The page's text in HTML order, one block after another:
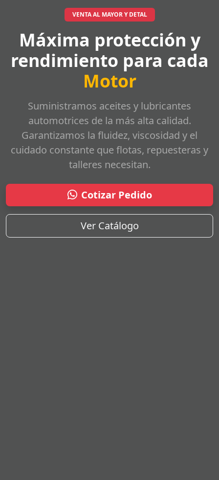
VENTA AL MAYOR Y DETAL
Máxima protección y
rendimiento para cada
Motor
Suministramos aceites y lubricantes
automotrices de la más alta calidad.
Garantizamos la fluidez, viscosidad y el
cuidado constante que flotas, repuesteras y
talleres necesitan.
Cotizar Pedido
Ver Catálogo